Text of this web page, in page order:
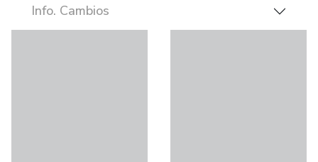
Info. Cambios